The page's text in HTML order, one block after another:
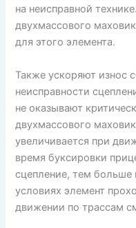
на неисправной
двухмассового
для этого элемента.
Также ускоряют износ
неисправности
не оказывают
двухмассового
увеличивается при
время буксировки
сцепление, тем больше
условиях элемент
движении по трассам